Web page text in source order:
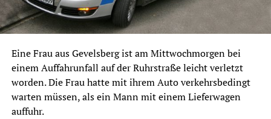
Eine Frau aus Gevelsberg ist am Mittwochmorgen bei
einem Auffahrunfall auf der Ruhrstraße leicht verletzt
worden. Die Frau hatte mit ihrem Auto verkehrsbedingt
warten müssen, als ein Mann mit einem Lieferwagen
auffuhr.